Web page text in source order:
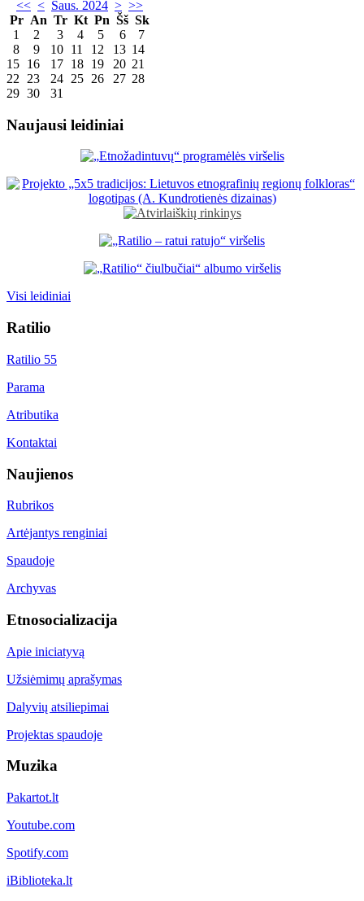
<< < Saus. 2024 > >>
Pr An Tr Kt Pn Šš Sk
1
2 3 4 5 6
7
8
9 10 11 12 13 14
15 16 17 18 19 20 21
22
23 24 25 26 27 28
29 30 31
Naujausi leidiniai
Visi leidiniai
Ratilio
Ratilio 55
Parama
Atributika
Kontaktai
Naujienos
Rubrikos
Artėjantys renginiai
Spaudoje
Archyvas
Etnosocializacija
Apie iniciatyvą
Užsiėmimų aprašymas
Dalyvių atsiliepimai
Projektas spaudoje
Muzika
Pakartot.lt
Youtube.com
Spotify.com
iBiblioteka.lt